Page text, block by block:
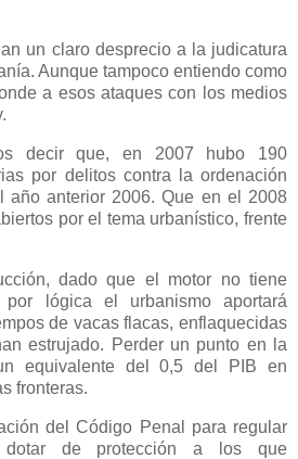
un claro desprecio a la judicatura
Aunque tampoco entiendo como
a esos ataques con los medios
decir que, en 2007 hubo 190
por delitos contra la ordenación
año anterior 2006. Que en el 2008
por el tema urbanístico, frente
dado que el motor no tiene
lógica el urbanismo aportará
de vacas flacas, enflaquecidas
estrujado. Perder un punto en la
equivalente del 0,5 del PIB en
fronteras.
del Código Penal para regular
dotar de protección a los que